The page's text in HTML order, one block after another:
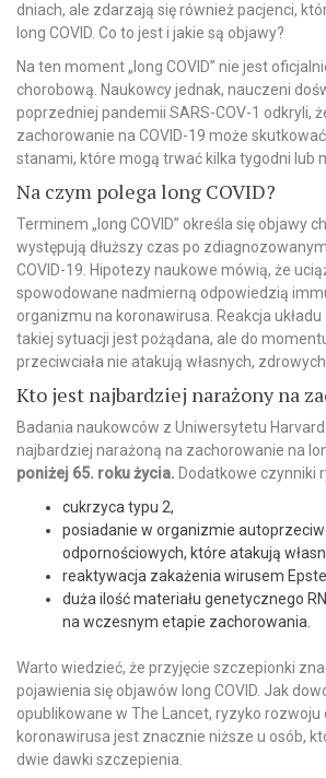
dniach, ale zdarzają się również pacjenci,
long COVID. Co to jest i jakie są objawy?
Na ten moment „long COVID” nie jest
chorobową. Naukowcy jednak, nauczeni
poprzedniej pandemii SARS-COV-1 odkryli,
zachorowanie na COVID-19 może
stanami, które mogą trwać kilka tygodni lub
Na czym polega long COVID?
Terminem „long COVID” określa się objawy
występują dłuższy czas po
COVID-19. Hipotezy naukowe mówią, że
spowodowane nadmierną odpowiedzią
organizmu na koronawirusa. Reakcja
takiej sytuacji jest pożądana, ale do
przeciwciała nie atakują własnych,
Kto jest najbardziej narażony na
Badania naukowców z Uniwersytetu
najbardziej narażoną na zachorowanie na
poniżej 65. roku życia. Dodatkowe czynniki
cukrzyca typu 2,
posiadanie w organizmie
odpornościowych, które atakują
reaktywacja zakażenia wirusem
duża ilość materiału genetycznego
na wczesnym etapie zachorowania.
Warto wiedzieć, że przyjęcie szczepionki
pojawienia się objawów long COVID. Jak
opublikowane w The Lancet, ryzyko rozwoju
koronawirusa jest znacznie niższe u osób,
dwie dawki szczepienia.